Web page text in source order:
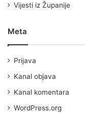
Vijesti iz Županije
Meta
Prijava
Kanal objava
Kanal komentara
WordPress.org